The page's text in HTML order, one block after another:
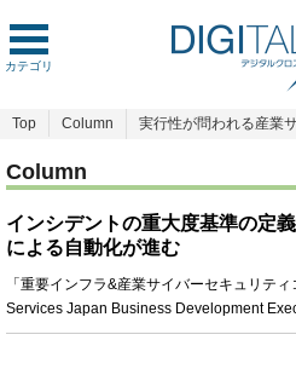
カテゴリ
Top Column 実行性が問われる産業
Column
インシデントの重大度基準の定
による自動化が進む
「重要インフラ&産業サイバーセキュリテ
Services Japan Business Development